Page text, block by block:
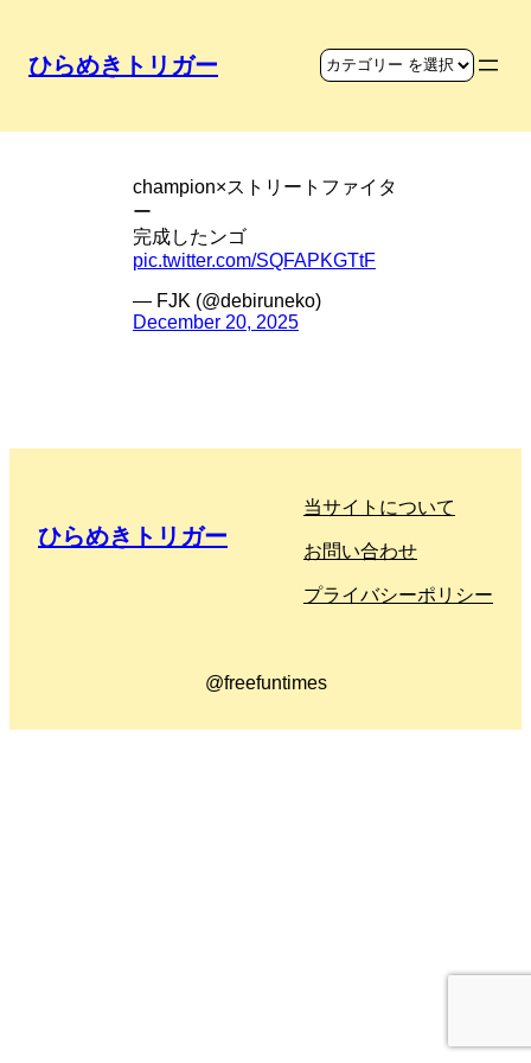
ひらめきトリガー
champion×ストリートファイタ
ー
完成したンゴ
pic.twitter.com/SQFAPKGTtF
— FJK (@debiruneko)
December 20, 2025
ひらめきトリガー
当サイトについて
お問い合わせ
プライバシーポリシー
@freefuntimes